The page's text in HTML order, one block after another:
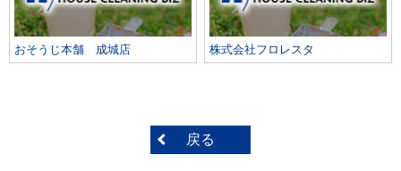
おそうじ本舗 成城店 株式会社フロレスタ
戻る